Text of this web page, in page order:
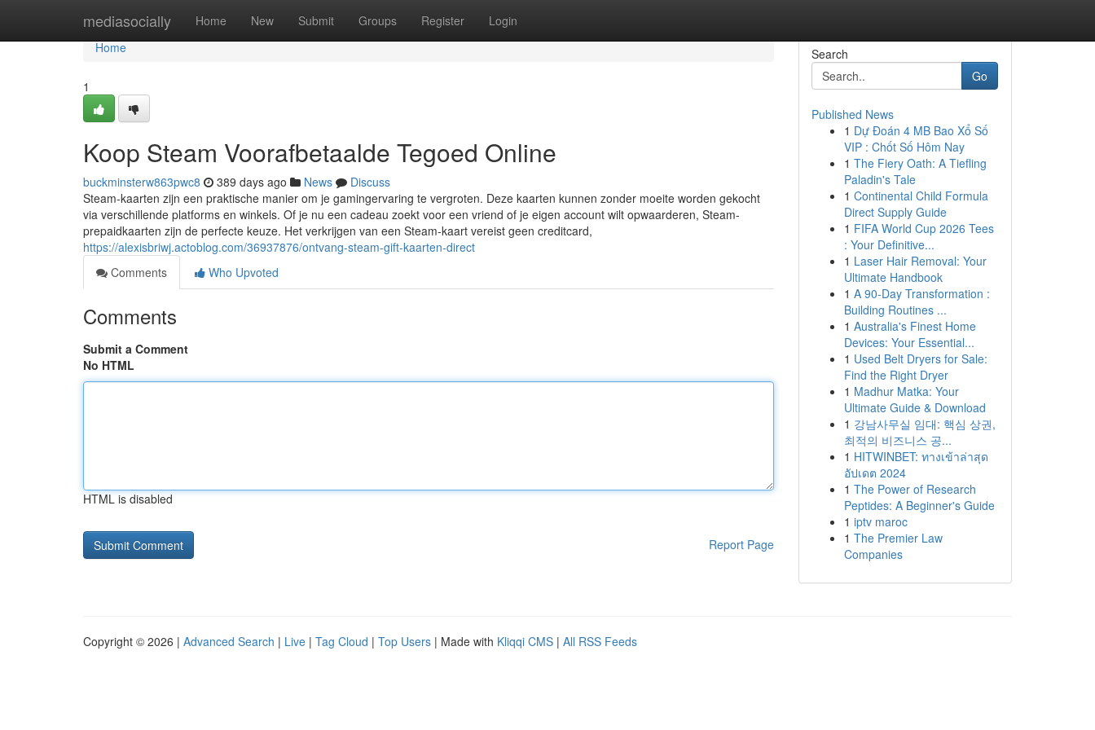
mediasocially Home New Submit Groups Register Login
Home
Home
1
Koop Steam Voorafbetaalde Tegoed Online
buckminsterw863pwc8 389 days ago News
Discuss
Steam-kaarten zijn een praktische manier om je gamingervaring te vergroten. Deze kaarten kunnen zonder moeite worden gekocht
via verschillende platforms en winkels. Of je nu een cadeau zoekt voor een vriend of je eigen account wilt opwaarderen, Steam-
prepaidkaarten zijn de perfecte keuze. Het verkrijgen van een Steam-kaart vereist geen creditcard,
https://alexisbriwj.actoblog.com/36937876/ontvang-steam-gift-kaarten-direct
Comments
Who Upvoted
Comments
Submit a Comment
No HTML
HTML is disabled
Report Page
Search
Go
Published News
1 Dự Đoán 4 MB Bao Xổ Số
VIP : Chốt Số Hôm Nay
1 The Fiery Oath: A Tiefling
Paladin's Tale
1 Continental Child Formula
Direct Supply Guide
1 FIFA World Cup 2026 Tees
: Your Definitive...
1 Laser Hair Removal: Your
Ultimate Handbook
1 A 90-Day Transformation :
Building Routines ...
1 Australia's Finest Home
Devices: Your Essential...
1 Used Belt Dryers for Sale:
Find the Right Dryer
1 Madhur Matka: Your
Ultimate Guide & Download
1 강남사무실 임대: 핵심 상권,
최적의 비즈니스 공...
1 HITWINBET: ทางเข้าล่าสุด
อัปเดต 2024
1 The Power of Research
Peptides: A Beginner's Guide
1 iptv maroc
1 The Premier Law
Companies
Copyright © 2026 | Advanced Search | Live | Tag Cloud | Top Users | Made with Kliqqi CMS | All RSS Feeds